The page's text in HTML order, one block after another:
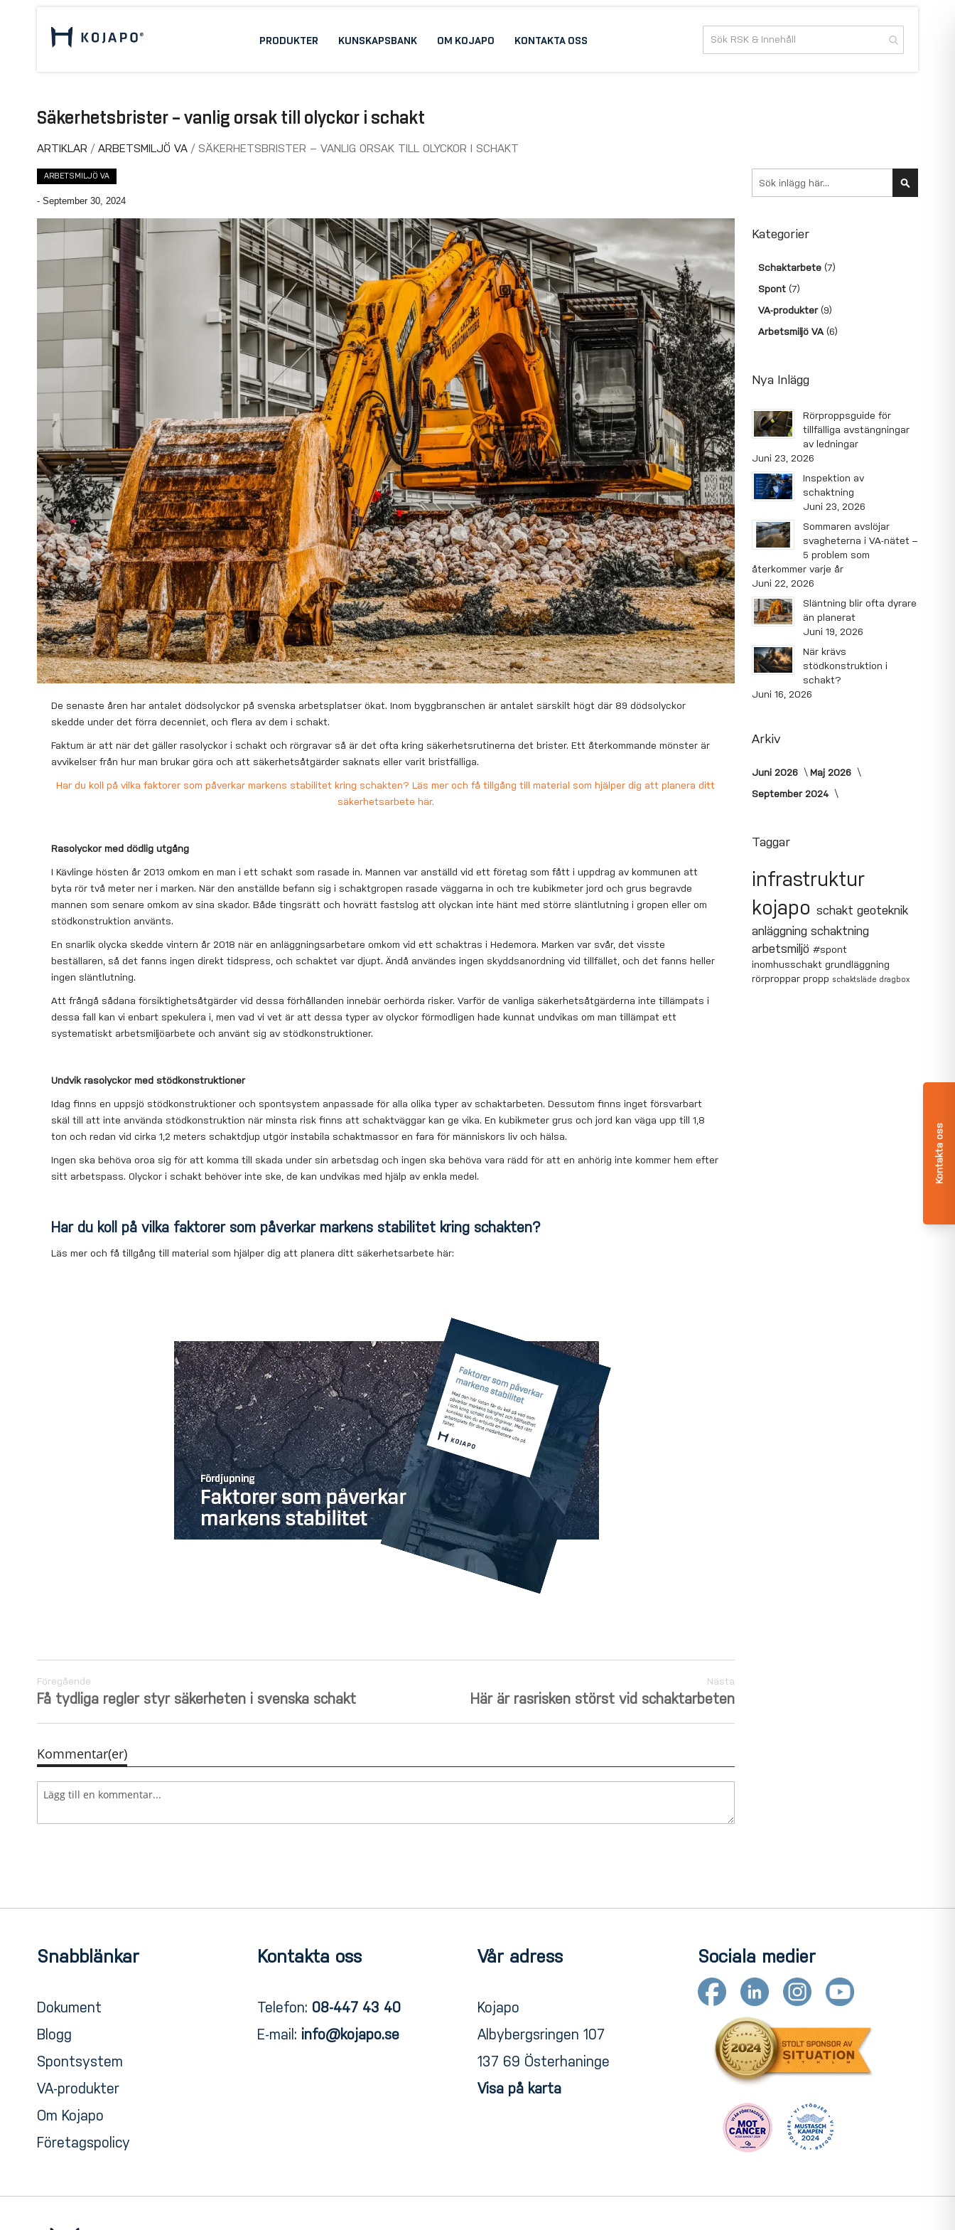
Kontakta oss
PRODUKTER KUNSKAPSBANK OM KOJAPO KONTAKTA OSS
Säkerhetsbrister – vanlig orsak till olyckor i schakt
ARTIKLAR ARBETSMILJÖ VA SÄKERHETSBRISTER – VANLIG ORSAK TILL OLYCKOR I SCHAKT
ARBETSMILJÖ VA
- September 30, 2024
De senaste åren har antalet dödsolyckor på svenska arbetsplatser ökat. Inom byggbranschen är antalet särskilt högt där 89 dödsolyckor
skedde under det förra decenniet, och flera av dem i schakt.
Faktum är att när det gäller rasolyckor i schakt och rörgravar så är det ofta kring säkerhetsrutinerna det brister. Ett återkommande mönster är
avvikelser från hur man brukar göra och att säkerhetsåtgärder saknats eller varit bristfälliga.
Har du koll på vilka faktorer som påverkar markens stabilitet kring schakten? Läs mer och få tillgång till material som hjälper dig att planera ditt
säkerhetsarbete här.
Rasolyckor med dödlig utgång
I Kävlinge hösten år 2013 omkom en man i ett schakt som rasade in. Mannen var anställd vid ett företag som fått i uppdrag av kommunen att
byta rör två meter ner i marken. När den anställde befann sig i schaktgropen rasade väggarna in och tre kubikmeter jord och grus begravde
mannen som senare omkom av sina skador. Både tingsrätt och hovrätt fastslog att olyckan inte hänt med större släntlutning i gropen eller om
stödkonstruktion använts.
En snarlik olycka skedde vintern år 2018 när en anläggningsarbetare omkom vid ett schaktras i Hedemora. Marken var svår, det visste
beställaren, så det fanns ingen direkt tidspress, och schaktet var djupt. Ändå användes ingen skyddsanordning vid tillfället, och det fanns heller
ingen släntlutning.
Att frångå sådana försiktighetsåtgärder vid dessa förhållanden innebär oerhörda risker. Varför de vanliga säkerhetsåtgärderna inte tillämpats i
dessa fall kan vi enbart spekulera i, men vad vi vet är att dessa typer av olyckor förmodligen hade kunnat undvikas om man tillämpat ett
systematiskt arbetsmiljöarbete och använt sig av stödkonstruktioner.
Undvik rasolyckor med stödkonstruktioner
Idag finns en uppsjö stödkonstruktioner och spontsystem anpassade för alla olika typer av schaktarbeten. Dessutom finns inget försvarbart
skäl till att inte använda stödkonstruktion när minsta risk finns att schaktväggar kan ge vika. En kubikmeter grus och jord kan väga upp till 1,8
ton och redan vid cirka 1,2 meters schaktdjup utgör instabila schaktmassor en fara för människors liv och hälsa.
Ingen ska behöva oroa sig för att komma till skada under sin arbetsdag och ingen ska behöva vara rädd för att en anhörig inte kommer hem efter
sitt arbetspass. Olyckor i schakt behöver inte ske, de kan undvikas med hjälp av enkla medel.
Har du koll på vilka faktorer som påverkar markens stabilitet kring schakten?
Läs mer och få tillgång till material som hjälper dig att planera ditt säkerhetsarbete här:
Föregående
Få tydliga regler styr säkerheten i svenska schakt
Nästa
Här är rasrisken störst vid schaktarbeten
Kommentar(er)
Sök
Kategorier
Schaktarbete (7)
Spont (7)
VA-produkter (9)
Arbetsmiljö VA (6)
Nya Inlägg
Rörproppsguide för
tillfälliga avstängningar
av ledningar
Juni 23, 2026
Inspektion av
schaktning
Juni 23, 2026
Sommaren avslöjar
svagheterna i VA-nätet –
5 problem som
återkommer varje år
Juni 22, 2026
Släntning blir ofta dyrare
än planerat
Juni 19, 2026
När krävs
stödkonstruktion i
schakt?
Juni 16, 2026
Arkiv
Juni 2026
Maj 2026
September 2024
Taggar
infrastruktur
kojaposchaktgeoteknik
anläggningschaktning
arbetsmiljö#spont
inomhusschaktgrundläggning
rörpropparpropp schaktsläde dragbox
Snabblänkar
Dokument
Blogg
Spontsystem
VA-produkter
Om Kojapo
Företagspolicy
Kontakta oss
Telefon: 08-447 43 40
E-mail: info@kojapo.se
Vår adress
Kojapo
Albybergsringen 107
137 69 Österhaninge
Visa på karta
Sociala medier